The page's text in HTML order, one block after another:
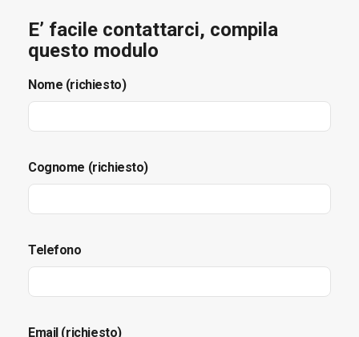
E’ facile contattarci, compila
questo modulo
Nome (richiesto)
Cognome (richiesto)
Telefono
Email (richiesto)